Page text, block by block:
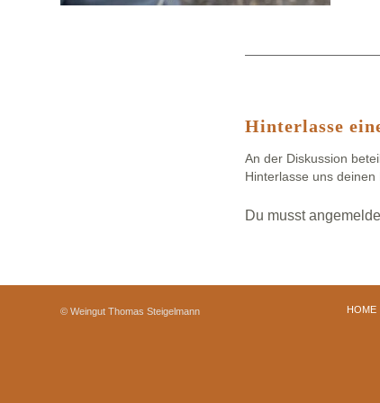
Hinterlasse
An der Diskussion
Hinterlasse uns deinen
Du musst
© Weingut Thomas Steigelmann HOME